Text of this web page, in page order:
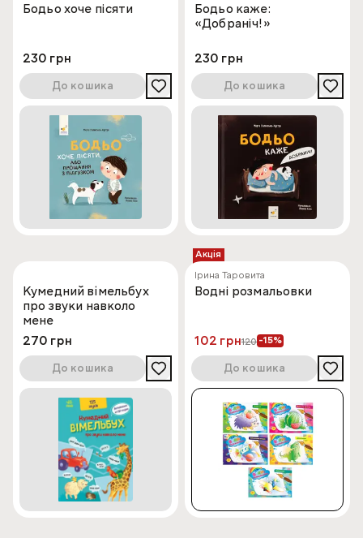
Бодьо хоче пісяти
230 грн
До кошика
Бодьо каже:
«Добраніч!»
230 грн
До кошика
Кумедний вiмельбух
про звуки навколо
мене
270 грн
До кошика
Акція
Ірина Таровита
Водні розмальовки
102 грн120-15%
До кошика